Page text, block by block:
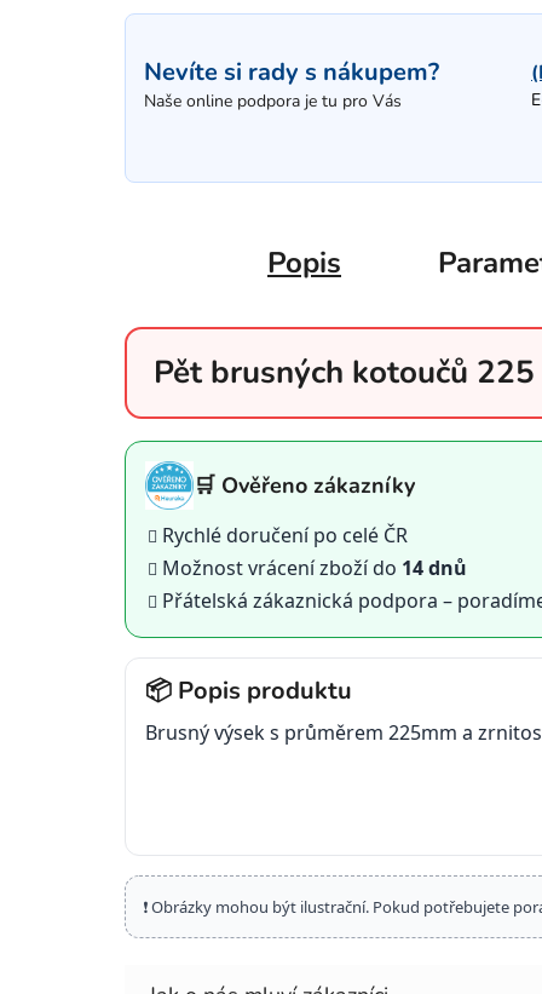
Nevíte si rady s nákupem?
Naše online podpora je tu pro Vás
Popis
Pět brusných kotoučů
🛒 Ověřeno zákazníky
Rychlé doručení po celé ČR
Možnost vrácení zboží do 14 dnů
Přátelská zákaznická podpora –
📦 Popis produktu
Brusný výsek s průměrem 225mm a
❗ Obrázky mohou být ilustrační. Pokud potřebujete